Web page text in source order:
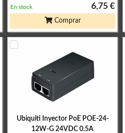
6,75 €
En stock
Comprar
Ubiquiti Inyector PoE POE-24-
12W-G 24VDC 0.5A